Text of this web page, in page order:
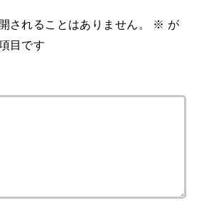
されることはありません。 ※ が
目です